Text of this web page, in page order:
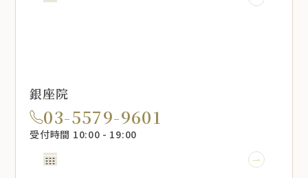
銀座院
03-5579-9601
受付時間 10:00 - 19:00